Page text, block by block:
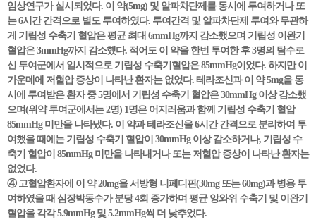
임상연구가 실시되었다. 이 약(5mg) 및 알파차단제를 동시에 투여하거나 또
는 6시간 간격으로 별도 투여하였다. 투여간격 및 알파차단제 투여와 무관하
게 기립성 수축기 혈압은 평균 최대 6mmHg까지 감소했으며 기립성 이완기
혈압은 3mmHg까지 감소했다. 적어도 이 약을 한번 투여한 후 3명의 탐수로
신 투여군에서 일시적으로 기립성 수축기혈압은 85mmHg이었다. 하지만 이
가운데에 저혈압 증상이 나타난 환자는 없었다. 테라조신과 이 약 5mg을 동
시에 투여받은 환자 중 5명에서 기립성 수축기 혈압은 30mmHg 이상 감소했
으며(위약 투여군에서는 2명) 1명은 어지러움과 함께 기립성 수축기 혈압
85mmHg 미만을 나타냈다. 이 약과 테라조신을 6시간 간격으로 분리하여 투
여했을 때에는 기립성 수축기 혈압이 30mmHg 이상 감소하거나, 기립성 수
축기 혈압이 85mmHg 미만을 나타내거나 또는 저혈압 증상이 나타난 환자는
없었다.
④ 고혈압환자에 이 약 20mg을 서방형 니페디핀(30mg 또는 60mg)과 병용 투
여하였을 때 심장박동수가 분당 4회 증가하며 평균 앙와위 수축기 및 이완기
혈압을 각각 5.9mmHg 및 5.2mmHg씩 더 낮추었다.